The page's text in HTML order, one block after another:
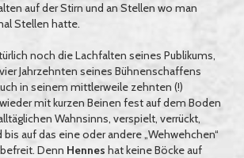
auf der Stirn und an Stellen wo man
Stellen hatte.
noch die Lachfalten seines Publikums,
Jahrzehnten seines Bühnenschaffens
in seinem mittlerweile zehnten (!)
mit kurzen Beinen fest auf dem Boden
Wahnsinns, verspielt, verrückt,
auf das eine oder andere „Wehwehchen“
Denn Hennes hat keine Böcke auf